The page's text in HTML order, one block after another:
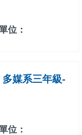
位：
媒系三年級-
位：